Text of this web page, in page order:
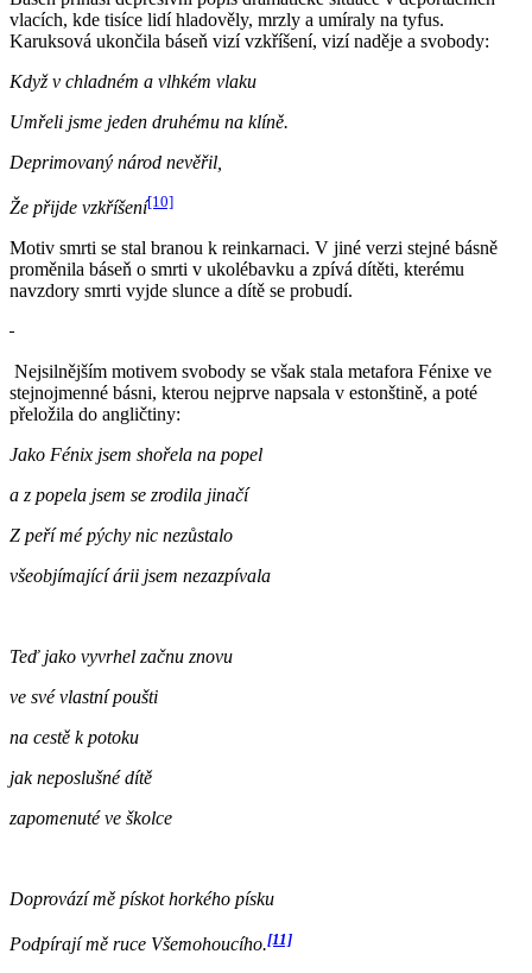
vlacích, kde tisíce lidí hladověly, mrzly a umíraly na tyfus.
Karuksová ukončila báseň vizí vzkříšení, vizí naděje a svobody:
Když v chladném a vlhkém vlaku
Umřeli jsme jeden druhému na klíně.
Deprimovaný národ nevěřil,
Že přijde vzkříšení[10]
Motiv smrti se stal branou k reinkarnaci. V jiné verzi stejné básně
proměnila báseň o smrti v ukolébavku a zpívá dítěti, kterému
navzdory smrti vyjde slunce a dítě se probudí.
Nejsilnějším motivem svobody se však stala metafora Fénixe ve
stejnojmenné básni, kterou nejprve napsala v estonštině, a poté
přeložila do angličtiny:
Jako Fénix jsem shořela na popel
a z popela jsem se zrodila jinačí
Z peří mé pýchy nic nezůstalo
všeobjímající árii jsem nezazpívala
Teď jako vyvrhel začnu znovu
ve své vlastní poušti
na cestě k potoku
jak neposlušné dítě
zapomenuté ve školce
Doprovází mě pískot horkého písku
Podpírají mě ruce Všemohoucího.[11]